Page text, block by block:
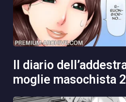
moglie masochista 2